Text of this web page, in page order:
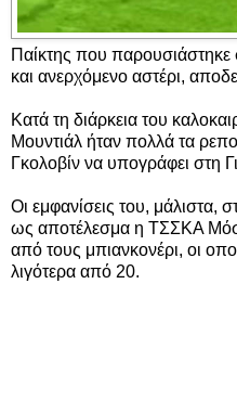
Παίκτης που παρουσιάστηκε
και ανερχόμενο αστέρι,
Κατά τη διάρκεια του
Μουντιάλ ήταν πολλά τα
Γκολοβίν να υπογράφει στη
Οι εμφανίσεις του, μάλιστα,
ως αποτέλεσμα η ΤΣΣΚΑ
από τους μπιανκονέρι, οι
λιγότερα από 20.